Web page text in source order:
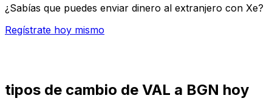
¿Sabías que puedes enviar dinero al extranjero con Xe?
Regístrate hoy mismo
tipos de cambio de VAL a BGN hoy